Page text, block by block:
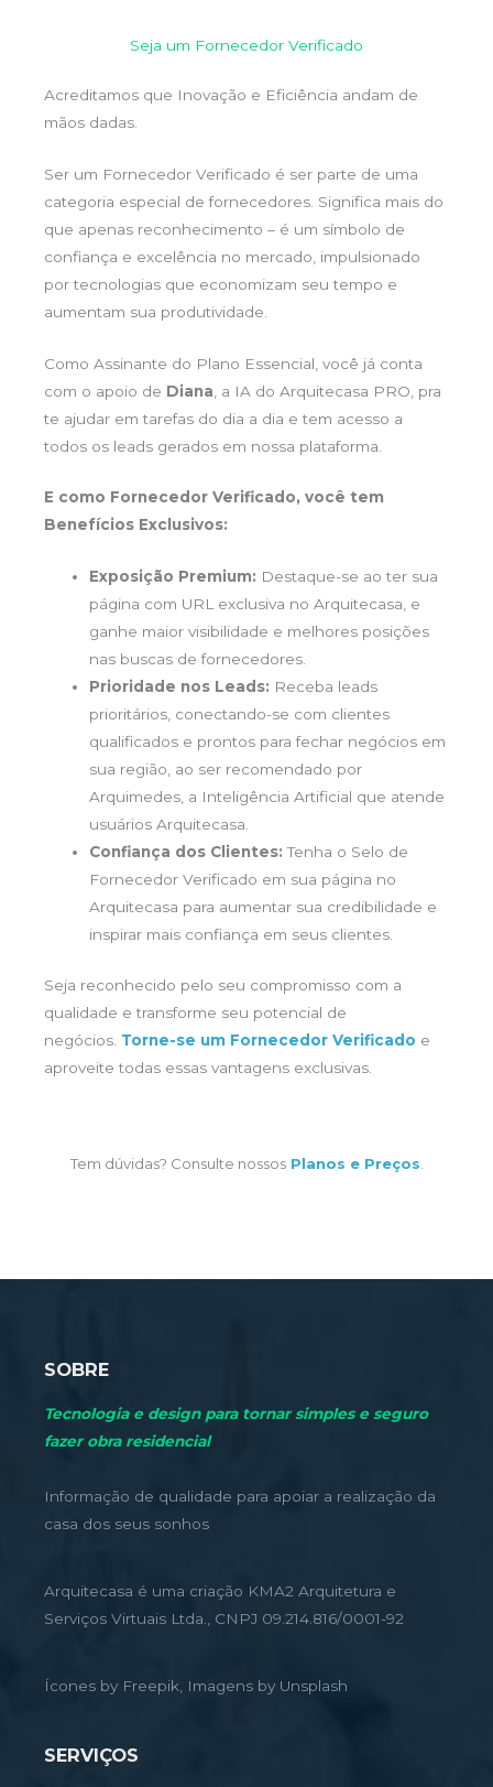
Seja um Fornecedor Verificado
Acreditamos que Inovação e Eficiência andam de
mãos dadas.
Ser um Fornecedor Verificado é ser parte de uma
categoria especial de fornecedores. Significa mais do
que apenas reconhecimento – é um símbolo de
confiança e excelência no mercado, impulsionado
por tecnologias que economizam seu tempo e
aumentam sua produtividade.
Como Assinante do Plano Essencial, você já conta
com o apoio de Diana , a IA do Arquitecasa PRO, pra
te ajudar em tarefas do dia a dia e tem acesso a
todos os leads gerados em nossa plataforma.
E como Fornecedor Verificado, você tem
Benefícios Exclusivos:
Exposição Premium: Destaque-se ao ter sua
página com URL exclusiva no Arquitecasa, e
ganhe maior visibilidade e melhores posições
nas buscas de fornecedores.
Prioridade nos Leads: Receba leads
prioritários, conectando-se com clientes
qualificados e prontos para fechar negócios em
sua região, ao ser recomendado por
Arquimedes, a Inteligência Artificial que atende
usuários Arquitecasa.
Confiança dos Clientes: Tenha o Selo de
Fornecedor Verificado em sua página no
Arquitecasa para aumentar sua credibilidade e
inspirar mais confiança em seus clientes.
Seja reconhecido pelo seu compromisso com a
qualidade e transforme seu potencial de
negócios. Torne-se um Fornecedor Verificado e
aproveite todas essas vantagens exclusivas.
Tem dúvidas? Consulte nossos Planos e Preços
SOBRE
Tecnologia e design para tornar simples e seguro
fazer obra residencial
Informação de qualidade para apoiar a realização da
casa dos seus sonhos
Arquitecasa é uma criação KMA2 Arquitetura e
Serviços Virtuais Ltda., CNPJ 09.214.816/0001-92
Ícones by Freepik, Imagens by Unsplash
SERVIÇOS